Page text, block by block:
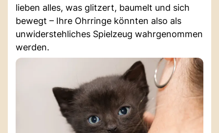
lieben alles, was glitzert, baumelt und sich
bewegt – Ihre Ohrringe könnten also als
unwiderstehliches Spielzeug wahrgenommen
werden.